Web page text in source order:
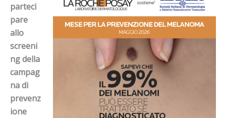
parteci
pare
allo
screeni
ng della
campag
na di
prevenz
ione